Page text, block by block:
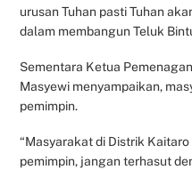
urusan Tuhan pasti Tuhan
dalam membangun Teluk
Sementara Ketua
Masyewi menyampaikan,
pemimpin.
“Masyarakat di Distrik
pemimpin, jangan terhasut